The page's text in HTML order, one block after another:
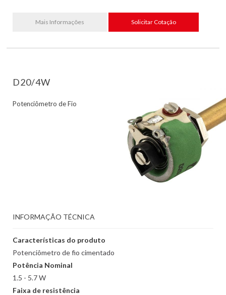
Mais Informações Solicitar Cotação
D20/4W
Potenciômetro de Fio
INFORMAÇÃO TÉCNICA
Características do produto
Potenciômetro de fio cimentado
Potência Nominal
1.5 - 5.7 W
Faixa de resistência